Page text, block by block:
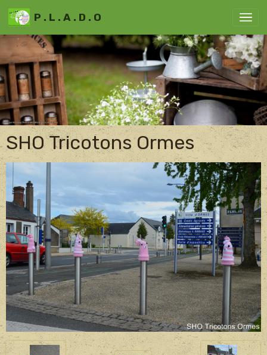
P . L . A . D . O
SHO Tricotons Ormes